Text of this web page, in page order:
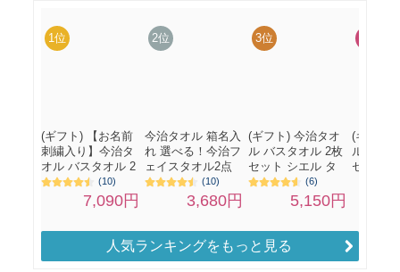
人気ランキングをもっと見る